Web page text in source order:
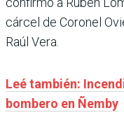
cárcel de Coronel
Raúl Vera.
Leé también:
bombero en Ñemby